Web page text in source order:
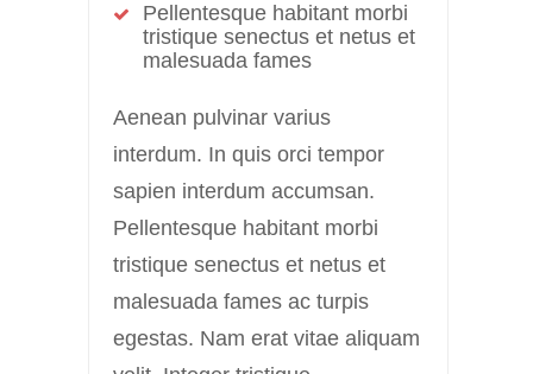
Pellentesque habitant morbi
tristique senectus et netus et
malesuada fames
Aenean pulvinar varius
interdum. In quis orci tempor
sapien interdum accumsan.
Pellentesque habitant morbi
tristique senectus et netus et
malesuada fames ac turpis
egestas. Nam erat vitae aliquam